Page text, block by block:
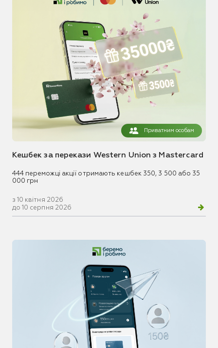
Приватним особам
Кешбек за перекази Western Union з Mastercard
444 переможці акції отримають кешбек 350, 3 500 або 35
000 грн
з 10 квітня 2026
до 10 серпня 2026